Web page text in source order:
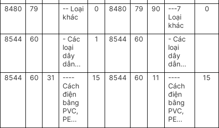
8480 79
-- Loại
khác
0 8480 79 90
---7
Loại
khác
0
8544 60
- Các
loại
dây
dẫn...
1 8544 60
- Các
loại
dây
dẫn...
8544
60 31
----
Cách
điện
bằng
PVC,
PE...
15 8544 60 11
----
Cách
điện
bằng
PVC,
PE...
15